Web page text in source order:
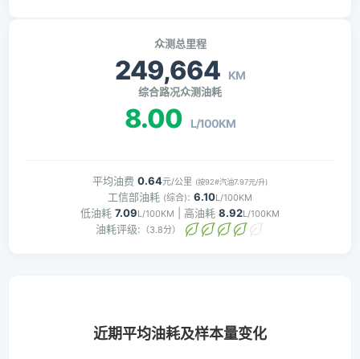
众测总里程
249,664 KM
综合路况众测油耗
8.00 L/100KM
平均油费 0.64元/公里 (按92#汽油7.97元/升)
工信部油耗 (综合): 6.10L/100KM
低油耗 7.09L/100KM | 高油耗 8.92L/100KM
油耗评级: （3.8分）